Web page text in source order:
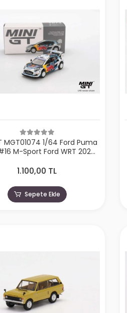
MGT01074 1/64 Ford Puma
M-Sport Ford WRT 2024
1.100,00 TL
Sepete Ekle